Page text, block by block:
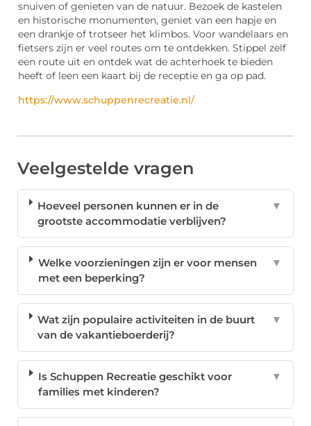
snuiven of genieten van de natuur. Bezoek de kastelen
en historische monumenten, geniet van een hapje en
een drankje of trotseer het klimbos. Voor wandelaars en
fietsers zijn er veel routes om te ontdekken. Stippel zelf
een route uit en ontdek wat de achterhoek te bieden
heeft of leen een kaart bij de receptie en ga op pad.
https://www.schuppenrecreatie.nl/
Veelgestelde vragen
Hoeveel personen kunnen er in de
grootste accommodatie verblijven?
▼
Welke voorzieningen zijn er voor mensen
met een beperking?
▼
Wat zijn populaire activiteiten in de buurt
van de vakantieboerderij?
▼
Is Schuppen Recreatie geschikt voor
families met kinderen?
▼